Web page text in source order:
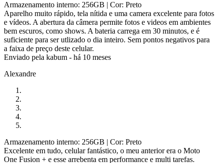
Armazenamento interno: 256GB | Cor: Preto
Aparelho muito rápido, tela nítida e uma camera excelente para fotos
e vídeos. A abertura da câmera permite fotos e videos em ambientes
bem escuros, como shows. A bateria carrega em 30 minutos, e é
suficiente para ser utlizado o dia inteiro. Sem pontos negativos para
a faixa de preço deste celular.
Enviado pela kabum - há 10 meses
Alexandre
Armazenamento interno: 256GB | Cor: Preto
Excelente em tudo, celular fantástico, o meu anterior era o Moto
One Fusion + e esse arrebenta em performance e multi tarefas.